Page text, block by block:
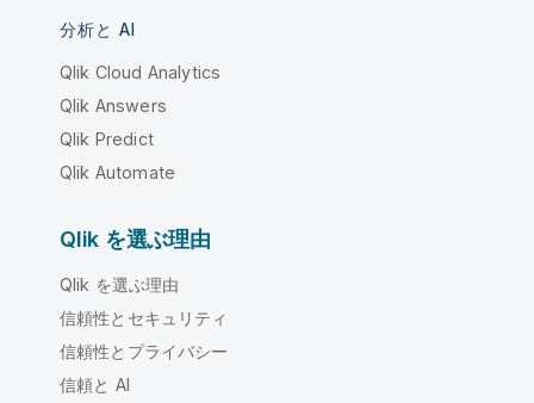
分析と AI
Qlik Cloud Analytics
Qlik Answers
Qlik Predict
Qlik Automate
Qlik を選ぶ理由
Qlik を選ぶ理由
信頼性とセキュリティ
信頼性とプライバシー
信頼と AI